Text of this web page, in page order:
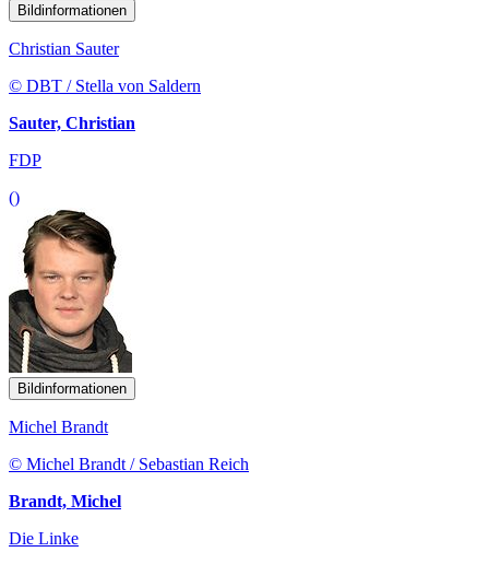
Bildinformationen
Christian Sauter
© DBT / Stella von Saldern
Sauter, Christian
FDP
()
Bildinformationen
Michel Brandt
© Michel Brandt / Sebastian Reich
Brandt, Michel
Die Linke